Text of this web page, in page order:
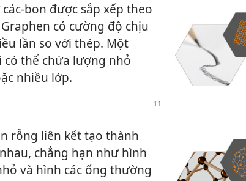
bon được sắp xếp theo
có cường độ chịu
lần so với thép. Một
thể chứa lượng nhỏ
nhiều lớp.
rỗng liên kết tạo thành
chẳng hạn như hình
và hình các ống thường